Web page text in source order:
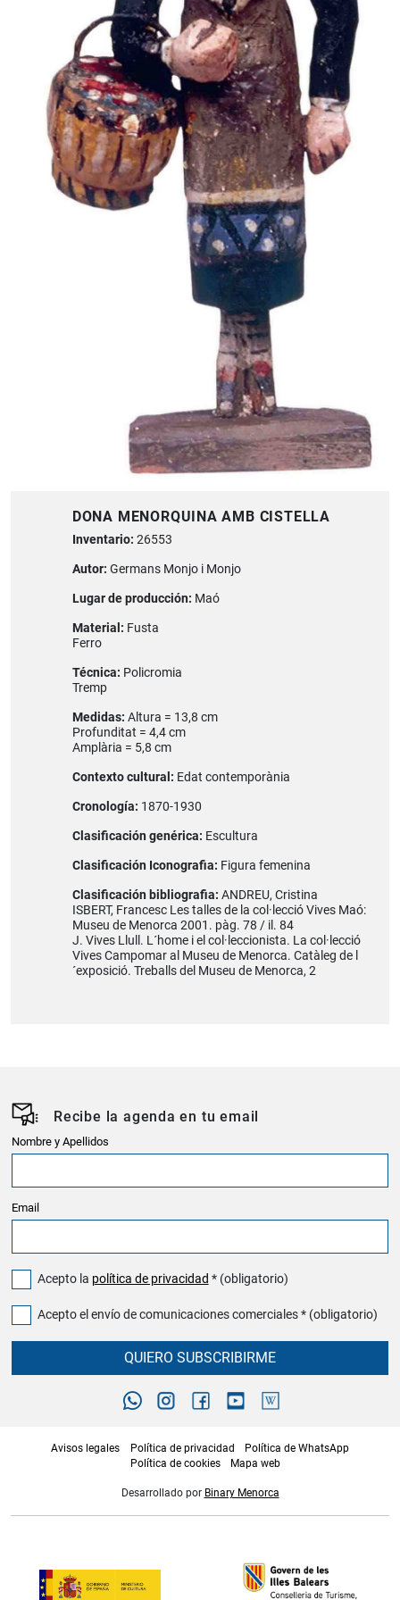
DONA MENORQUINA AMB CISTELLA
Inventario: 26553
Autor: Germans Monjo i Monjo
Lugar de producción: Maó
Material: Fusta
Ferro
Técnica: Policromia
Tremp
Medidas: Altura = 13,8 cm
Profunditat = 4,4 cm
Amplària = 5,8 cm
Contexto cultural: Edat contemporània
Cronología: 1870-1930
Clasificación genérica: Escultura
Clasificación Iconografia: Figura femenina
Clasificación bibliografia: ANDREU, Cristina
ISBERT, Francesc Les talles de la col·lecció Vives Maó:
Museu de Menorca 2001. pàg. 78 / il. 84
J. Vives Llull. L´home i el col·leccionista. La col·lecció
Vives Campomar al Museu de Menorca. Catàleg de l
´exposició. Treballs del Museu de Menorca, 2
Recibe la agenda en tu email
Nombre y Apellidos
Email
Acepto la política de privacidad * (obligatorio)
Acepto el envío de comunicaciones comerciales * (obligatorio)
QUIERO SUBSCRIBIRME
Avisos legales Política de privacidad
Política de WhatsApp
Política de cookies
Mapa web
Desarrollado por Binary Menorca